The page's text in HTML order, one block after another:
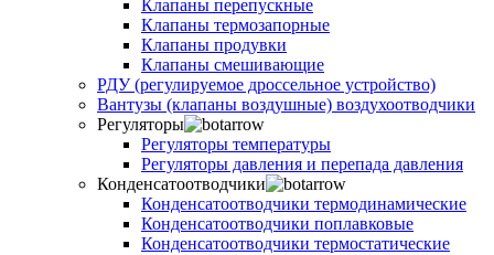
Клапаны перепускные
Клапаны термозапорные
Клапаны продувки
Клапаны смешивающие
РДУ (регулируемое дроссельное устройство)
Вантузы (клапаны воздушные) воздухоотводчики
Регуляторы
Регуляторы температуры
Регуляторы давления и перепада давления
Конденсатоотводчики
Конденсатоотводчики термодинамические
Конденсатоотводчики поплавковые
Конденсатоотводчики термостатические